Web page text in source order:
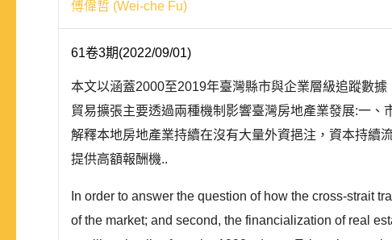
傅偉哲 (Wei-che Fu)
61卷3期(2022/09/01)
本文以涵蓋2000至2019年臺灣縣市與企業層級追蹤數
貿易擴張主要透過兩種機制影響臺灣房地產業發展:一
解釋本地房地產業持續在沒有大量外資挹注，資本持續
提供高額報酬機..
In order to answer the question of how the cross-strait
of the market; and second, the financialization of real